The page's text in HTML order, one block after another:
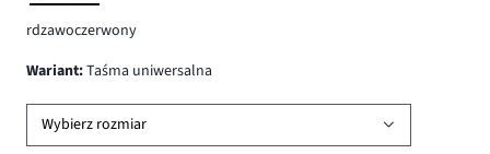
rdzawoczerwony
wariant:Taśma uniwersalna
Wybierz rozmiar